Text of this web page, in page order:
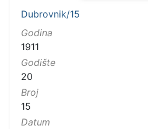
Dubrovnik/15
Godina
1911
Godište
20
Broj
15
Datum